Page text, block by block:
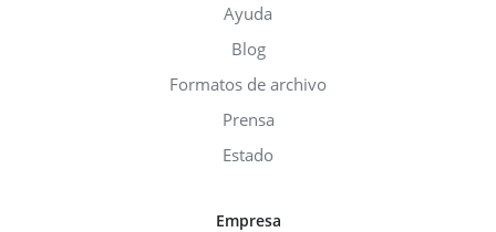
Ayuda
Blog
Formatos de archivo
Prensa
Estado
Empresa